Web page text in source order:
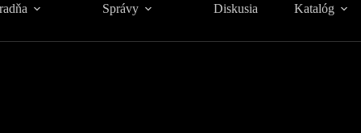
Správy Diskusia Katalóg